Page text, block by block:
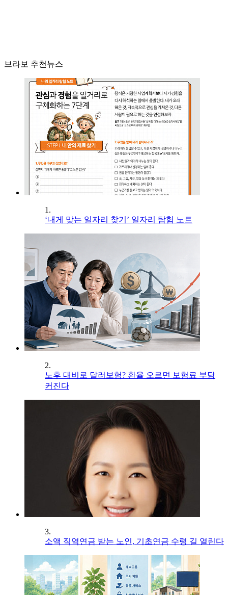
브라보 추천뉴스
1.
‘내게 맞는 일자리 찾기’ 일자리 탐험 노트
2.
노후 대비로 달러보험? 환율 오르면 보험료 부담
커진다
3.
소액 직역연금 받는 노인, 기초연금 수령 길 열린다